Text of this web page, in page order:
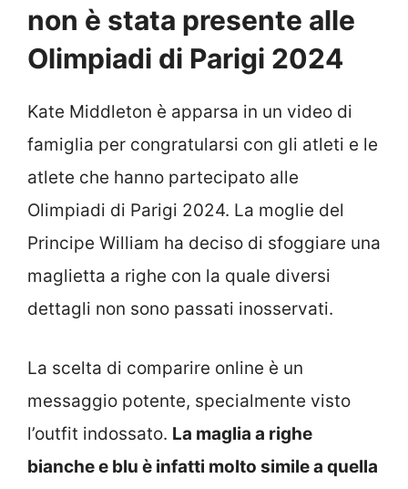
non è stata presente alle
Olimpiadi di Parigi 2024
Kate Middleton è apparsa in un video di
famiglia per congratularsi con gli atleti e le
atlete che hanno partecipato alle
Olimpiadi di Parigi 2024. La moglie del
Principe William ha deciso di sfoggiare una
maglietta a righe con la quale diversi
dettagli non sono passati inosservati.
La scelta di comparire online è un
messaggio potente, specialmente visto
l’outfit indossato. La maglia a righe
bianche e blu è infatti molto simile a quella